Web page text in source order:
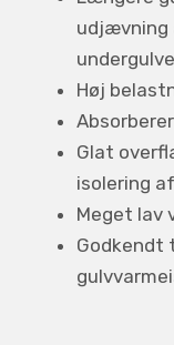
udjævning
Høj
Glat
isolering
Meget lav
Godkendt